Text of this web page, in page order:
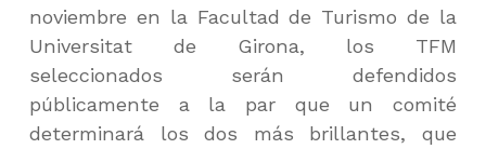
noviembre en la Facultad de Turismo de la
Universitat de Girona, los TFM
seleccionados serán defendidos
públicamente a la par que un comité
determinará los dos más brillantes, que